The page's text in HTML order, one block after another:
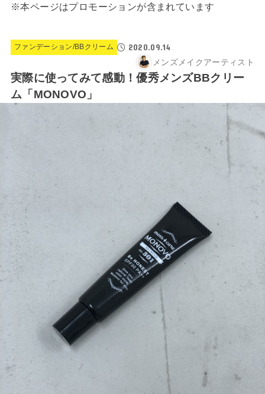
※本ページはプロモーションが含まれています
ファンデーション/BBクリーム 2020.09.14
メンズメイクアーティスト
実際に使ってみて感動！優秀メンズBBクリー
ム「MONOVO」